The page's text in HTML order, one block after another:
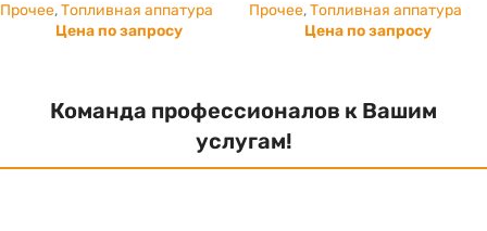
Прочее,Топливная аппатура
Цена по запросу
Прочее,Топливная аппатура
Цена по запросу
Команда профессионалов к Вашим
услугам!